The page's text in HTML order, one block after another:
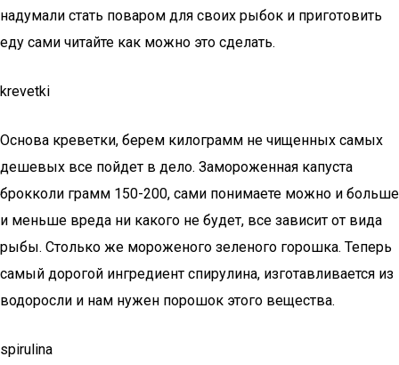
надумали стать поваром для своих рыбок и приготовить
еду сами читайте как можно это сделать.
krevetki
Основа креветки, берем килограмм не чищенных самых
дешевых все пойдет в дело. Замороженная капуста
брокколи грамм 150-200, сами понимаете можно и больше
и меньше вреда ни какого не будет, все зависит от вида
рыбы. Столько же мороженого зеленого горошка. Теперь
самый дорогой ингредиент спирулина, изготавливается из
водоросли и нам нужен порошок этого вещества.
spirulina